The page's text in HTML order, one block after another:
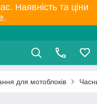
Наявність та ціни
для мотоблоків